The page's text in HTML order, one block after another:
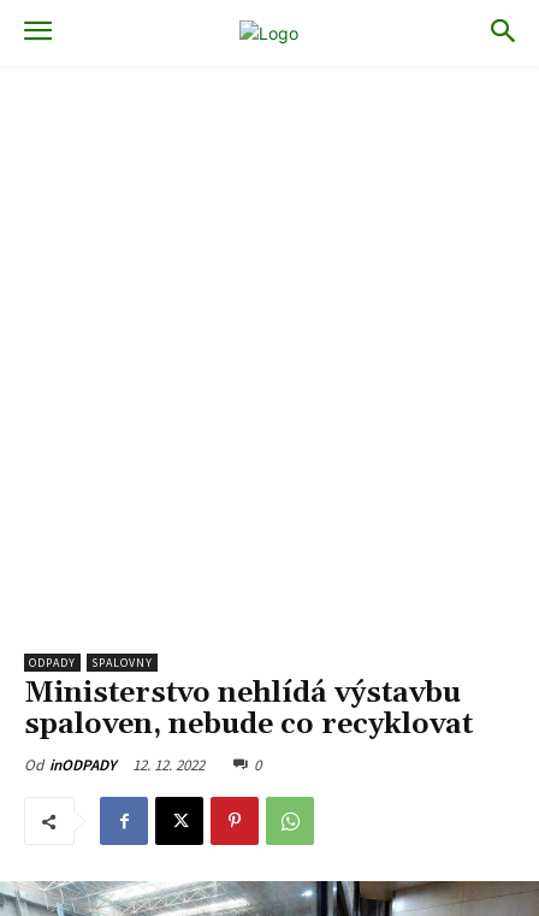
ODPADY SPALOVNY
Ministerstvo nehlídá výstavbu
spaloven, nebude co recyklovat
Od inODPADY 12. 12. 2022 0